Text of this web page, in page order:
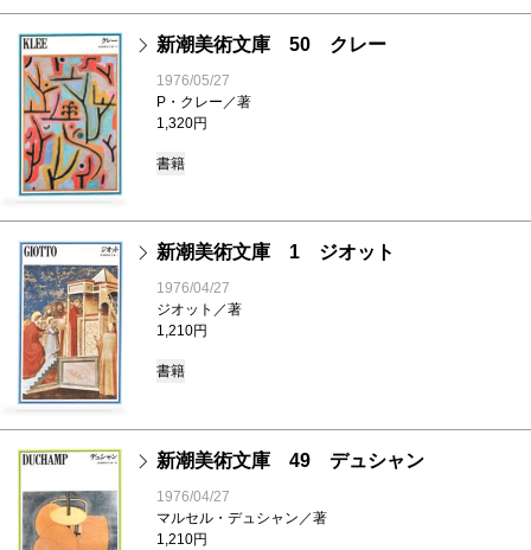
新潮美術文庫 50 クレー
1976/05/27
P・クレー／著
1,320円
書籍
新潮美術文庫 1 ジオット
1976/04/27
ジオット／著
1,210円
書籍
新潮美術文庫 49 デュシャン
1976/04/27
マルセル・デュシャン／著
1,210円